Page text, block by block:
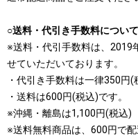
○送料・代引き手数料について
※送料・代引手数料は、2019
せていただいております。
・代引き手数料は一律350円(
・送料は600円(税込)です。
※沖縄・離島は1,100円(税込)
※送料無料商品は、600円で